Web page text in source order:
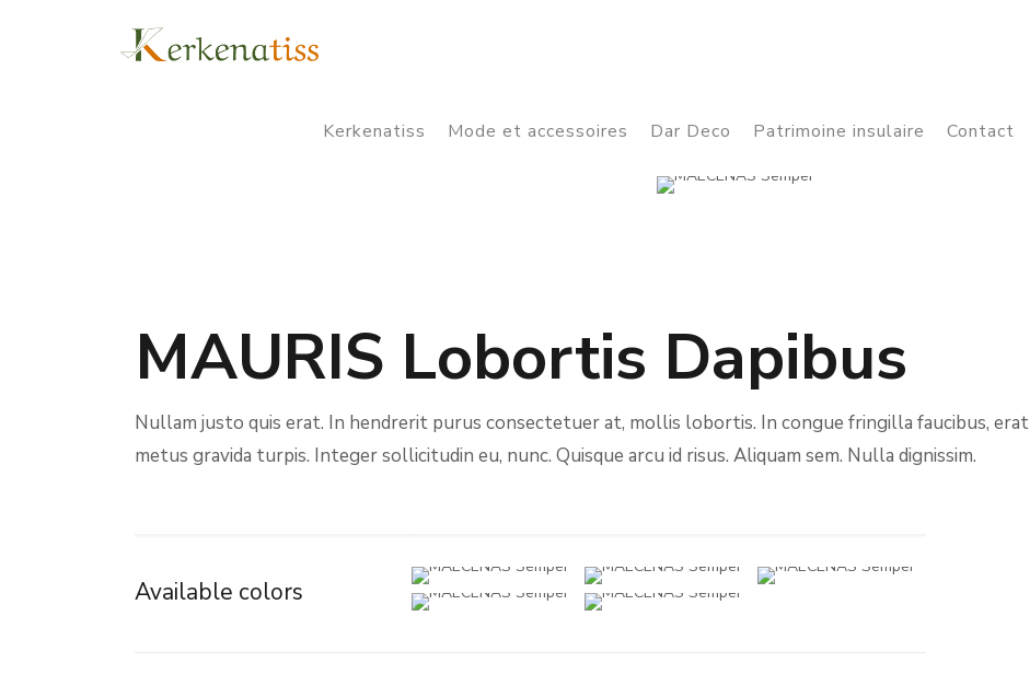
Kerkenatiss Mode et accessoires Dar Deco Patrimoine insulaire Contact
MAURIS Lobortis Dapibus
Nullam justo quis erat. In hendrerit purus consectetuer at, mollis lobortis. In congue fringilla faucibus, erat
metus gravida turpis. Integer sollicitudin eu, nunc. Quisque arcu id risus. Aliquam sem. Nulla dignissim.
Available colors